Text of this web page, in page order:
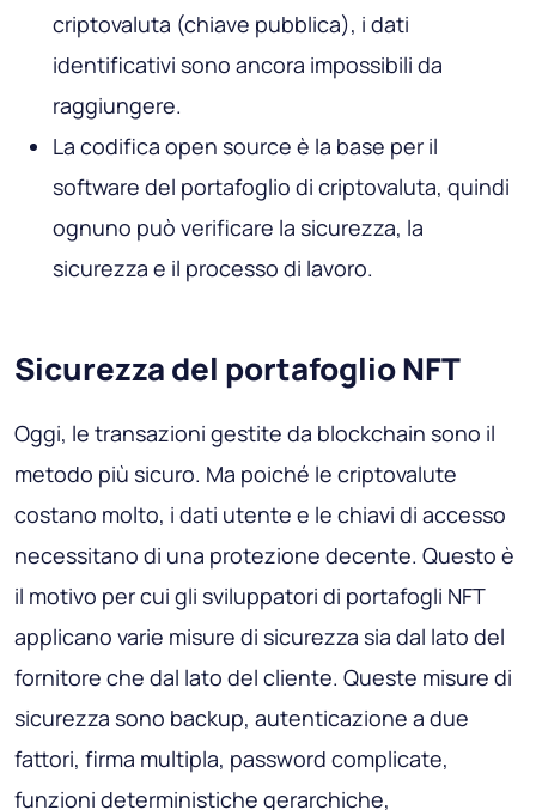
criptovaluta (chiave pubblica), i dati
identificativi sono ancora impossibili da
raggiungere.
La codifica open source è la base per il
software del portafoglio di criptovaluta, quindi
ognuno può verificare la sicurezza, la
sicurezza e il processo di lavoro.
Sicurezza del portafoglio NFT
Oggi, le transazioni gestite da blockchain sono il
metodo più sicuro. Ma poiché le criptovalute
costano molto, i dati utente e le chiavi di accesso
necessitano di una protezione decente. Questo è
il motivo per cui gli sviluppatori di portafogli NFT
applicano varie misure di sicurezza sia dal lato del
fornitore che dal lato del cliente. Queste misure di
sicurezza sono backup, autenticazione a due
fattori, firma multipla, password complicate,
funzioni deterministiche gerarchiche,